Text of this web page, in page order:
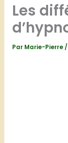
Les
Par Marie-Pierre